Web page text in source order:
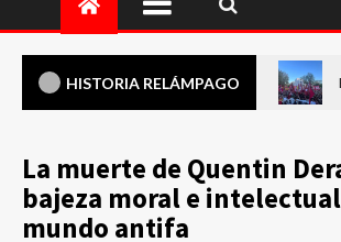
HISTORIA RELÁMPAGO
La muerte de Quentin
bajeza moral e
mundo antifa